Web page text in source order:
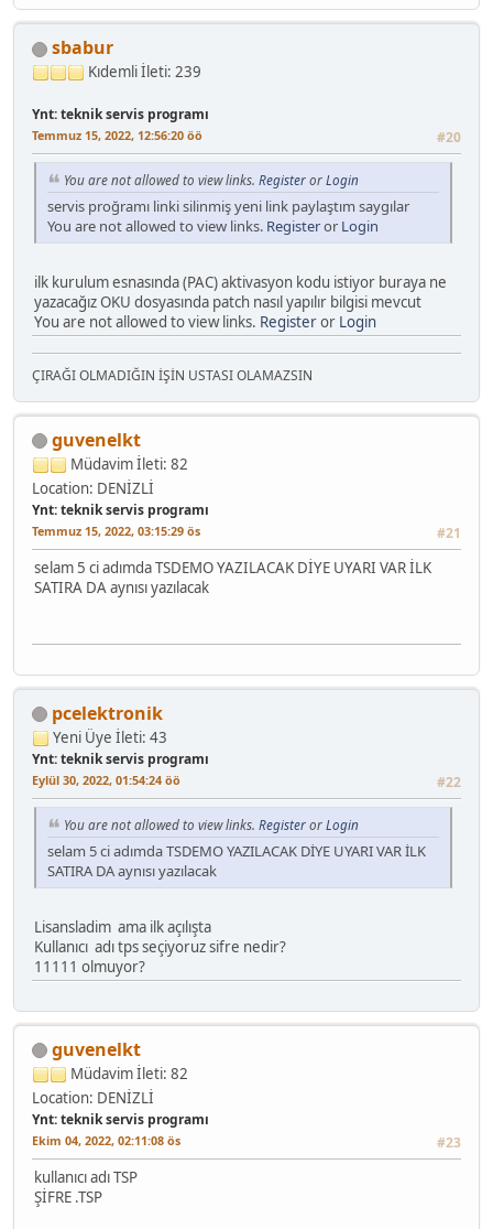
sbabur
Kıdemliİleti: 239
Ynt: teknik servis programı
Temmuz 15, 2022, 12:56:20 öö #20
You are not allowed to view links. RegisterorLogin
servis proğramı linki silinmiş yeni link paylaştım saygılar
You are not allowed to view links. Registeror Login
ilk kurulum esnasında (PAC) aktivasyon kodu istiyor buraya ne
yazacağız OKU dosyasında patch nasıl yapılır bilgisi mevcut
You are not allowed to view links. Registeror Login
ÇIRAĞI OLMADIĞIN İŞİN USTASI OLAMAZSIN
guvenelkt
Müdavimİleti: 82
Location: DENİZLİ
Ynt: teknik servis programı
Temmuz 15, 2022, 03:15:29 ös #21
selam 5 ci adımda TSDEMO YAZILACAK DİYE UYARI VAR İLK
SATIRA DA aynısı yazılacak
pcelektronik
Yeni Üye İleti: 43
Ynt: teknik servis programı
Eylül 30, 2022, 01:54:24 öö #22
You are not allowed to view links. RegisterorLogin
selam 5 ci adımda TSDEMO YAZILACAK DİYE UYARI VAR İLK
SATIRA DA aynısı yazılacak
Lisansladim ama ilk açılışta
Kullanıcı adı tps seçiyoruz sifre nedir?
11111 olmuyor?
guvenelkt
Müdavimİleti: 82
Location: DENİZLİ
Ynt: teknik servis programı
Ekim 04, 2022, 02:11:08 ös #23
kullanıcı adı TSP
ŞİFRE .TSP